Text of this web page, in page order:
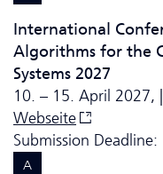
International
Algorithms for the
Systems 2027
10. – 15. April 2027,
Webseite
Submission Deadline:
A